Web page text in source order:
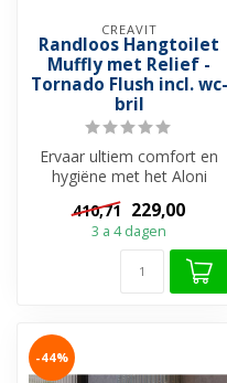
CREAVIT
Randloos Hangtoilet
Muffly met Relief -
Tornado Flush incl. wc-
bril
Ervaar ultiem comfort en
hygiëne met het Aloni
Muffly hangtoilet. Modern
design,...
410,71 229,00
3 a 4 dagen
-44%